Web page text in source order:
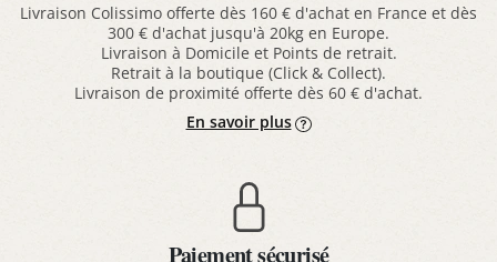
Livraison Colissimo offerte dès 160 € d'achat en France et dès
300 € d'achat jusqu'à 20kg en Europe.
Livraison à Domicile et Points de retrait.
Retrait à la boutique (Click & Collect).
Livraison de proximité offerte dès 60 € d'achat.
En savoir plus
Paiement sécurisé